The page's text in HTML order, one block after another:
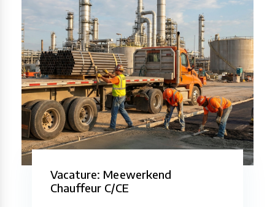
Vacature: Meewerkend
Chauffeur C/CE